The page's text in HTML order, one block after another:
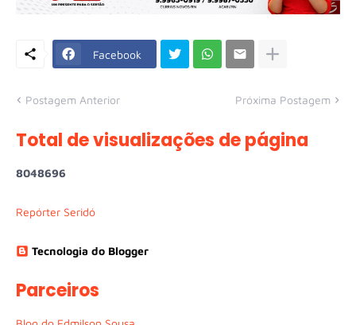
Facebook
Postagem Anterior Próxima Postagem
Total de visualizações de página
8048696
Repórter Seridó
Tecnologia do Blogger
Parceiros